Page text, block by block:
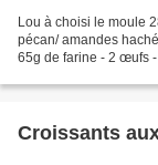
Lou à choisi le moule
pécan/ amandes
65g de farine - 2 œufs
Croissants